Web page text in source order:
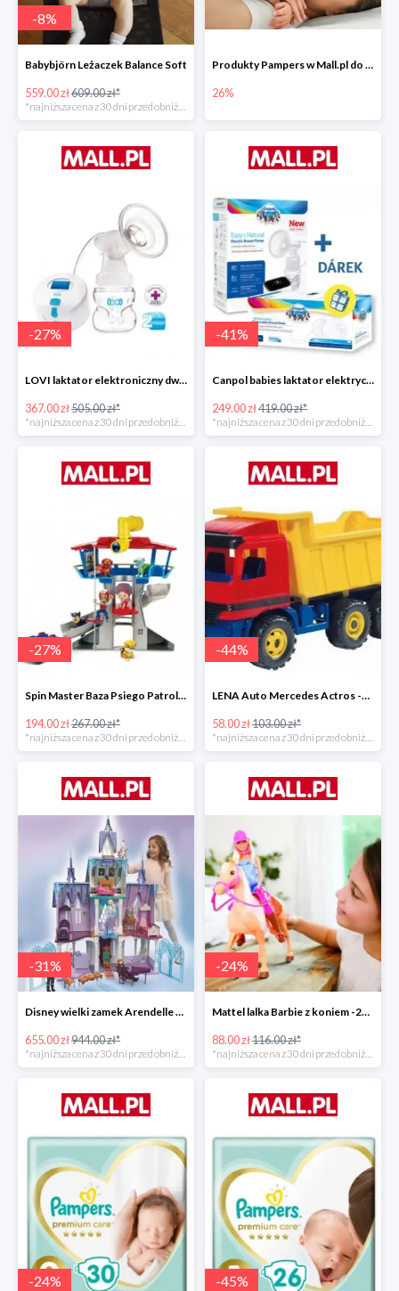
-8%
Babybjörn Leżaczek Balance Soft
559.00 zł609.00 zł*
Produkty Pampers w Mall.pl do -26%
26%
-27%
LOVI laktator elektroniczny dwufazowy Prolactis -27%
367.00 zł505.00 zł*
-41%
Canpol babies laktator elektryczny EASY NATURAL -40%
249.00 zł419.00 zł*
-27%
Spin Master Baza Psiego Patrolu -27%
194.00 zł267.00 zł*
*najniższa cena z 30 dni przed obniżką
-44%
LENA Auto Mercedes Actros -43%
58.00 zł103.00 zł*
*najniższa cena z 30 dni przed obniżką
-31%
Disney wielki zamek Arendelle Frozen 2 -30%
655.00 zł944.00 zł*
-24%
Mattel lalka Barbie z koniem -24%
88.00 zł116.00 zł*
-24% -45%